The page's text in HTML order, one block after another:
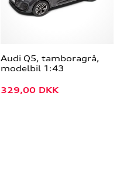
Audi Q5, tamboragrå,
modelbil 1:43
329,00 DKK